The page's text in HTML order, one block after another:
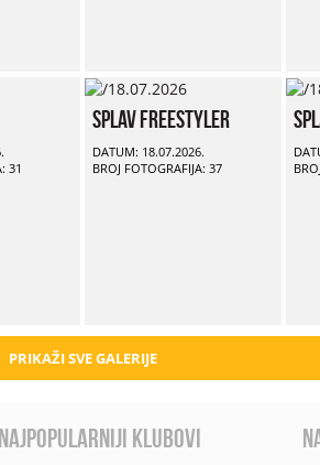
31
Splav Freestyler
DATUM: 18.07.2026.
BROJ FOTOGRAFIJA: 37
PRIKAŽI SVE GALERIJE
najpopularniji klubovi